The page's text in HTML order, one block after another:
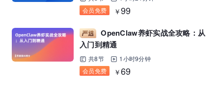
会员免费
￥99
OpenClaw养虾实战全攻略：从
入门到精通
共8节
1小时9分钟
会员免费
￥69